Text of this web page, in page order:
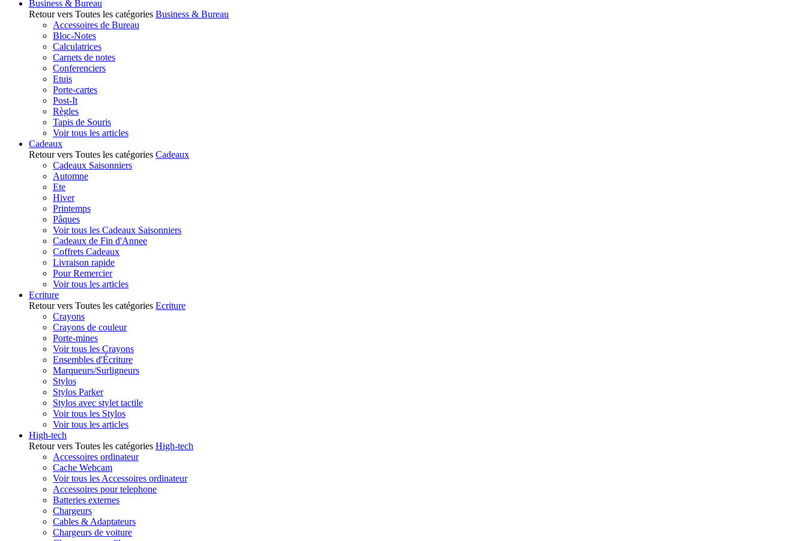
Business & Bureau
Retour vers Toutes les catégories Business & Bureau
Accessoires de Bureau
Bloc-Notes
Calculatrices
Carnets de notes
Conferenciers
Etuis
Porte-cartes
Post-It
Règles
Tapis de Souris
Voir tous les articles
Cadeaux
Retour vers Toutes les catégories Cadeaux
Cadeaux Saisonniers
Automne
Ete
Hiver
Printemps
Pâques
Voir tous les Cadeaux Saisonniers
Cadeaux de Fin d'Annee
Coffrets Cadeaux
Livraison rapide
Pour Remercier
Voir tous les articles
Ecriture
Retour vers Toutes les catégories Ecriture
Crayons
Crayons de couleur
Porte-mines
Voir tous les Crayons
Ensembles d'Écriture
Marqueurs/Surligneurs
Stylos
Stylos Parker
Stylos avec stylet tactile
Voir tous les Stylos
Voir tous les articles
High-tech
Retour vers Toutes les catégories High-tech
Accessoires ordinateur
Cache Webcam
Voir tous les Accessoires ordinateur
Accessoires pour telephone
Batteries externes
Chargeurs
Cables & Adaptateurs
Chargeurs de voiture